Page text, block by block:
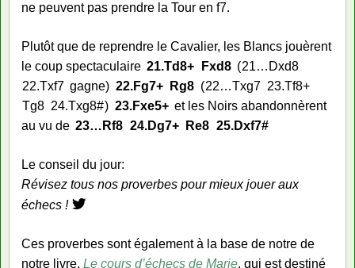
ne peuvent pas prendre la Tour en f7.
Plutôt que de reprendre le Cavalier, les Blancs jouèrent
le coup spectaculaire 21.Td8+ Fxd8 21… Dxd8
22.Txf7 gagne 22.Fg7+ Rg8 22…Txg7 23.Tf8+
Tg8 24.Txg8# 23.Fxe5+ et les Noirs abandonnèrent
au vu de 23… Rf8 24.Dg7+ Re8 25.Dxf7#
Le conseil du jour:
Révisez tous nos proverbes pour mieux jouer aux
échecs !
Ces proverbes sont également à la base de notre de
notre livre, Le cours d’échecs de Marie, qui est destiné